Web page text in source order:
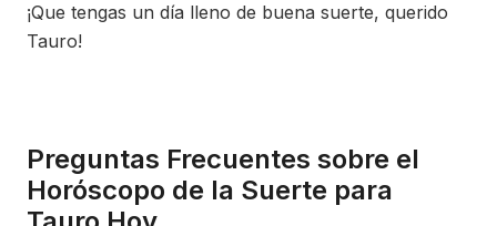
¡Que tengas un día lleno de buena suerte, querido
Tauro!
Preguntas Frecuentes sobre el
Horóscopo de la Suerte para